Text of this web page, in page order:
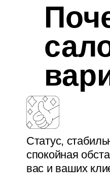
Статус,
спокойная
вас и ваших